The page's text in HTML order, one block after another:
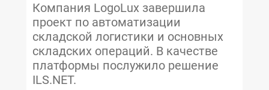
Компания LogoLux завершила
проект по автоматизации
складской логистики и основных
складских операций. В качестве
платформы послужило решение
ILS.NET.